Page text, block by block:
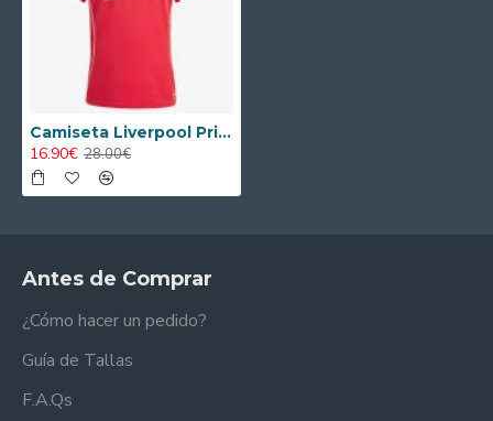
Camiseta Liverpool Primera Equipación 2025/2026 Rojo
16.90€ 28.00€
Antes de Comprar
¿Cómo hacer un pedido?
Guía de Tallas
F.A.Qs